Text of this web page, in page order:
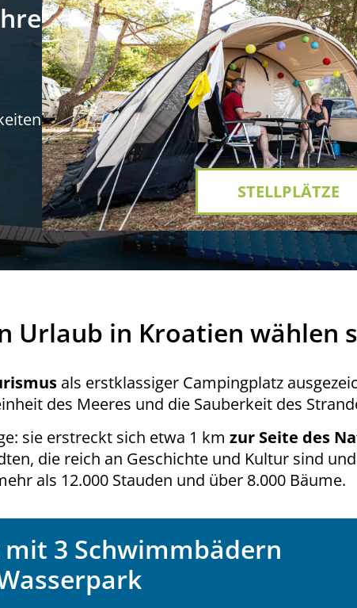
STELLPLÄTZE
Urlaub in Kroatien wählen
als erstklassiger Campingplatz
des Meeres und die Sauberkeit des
sie erstreckt sich etwa 1 km zur Seite des
die reich an Geschichte und Kultur sind
als 12.000 Stauden und über 8.000 Bäume.
3 Schwimmbädern